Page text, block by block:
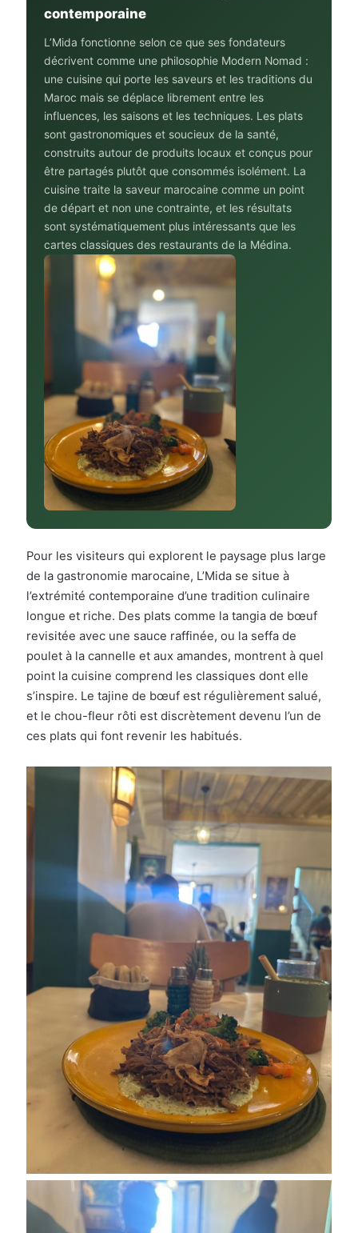
contemporaine
L’Mida fonctionne selon ce que ses fondateurs
décrivent comme une philosophie Modern Nomad :
une cuisine qui porte les saveurs et les traditions du
Maroc mais se déplace librement entre les
influences, les saisons et les techniques. Les plats
sont gastronomiques et soucieux de la santé,
construits autour de produits locaux et conçus pour
être partagés plutôt que consommés isolément. La
cuisine traite la saveur marocaine comme un point
de départ et non une contrainte, et les résultats
sont systématiquement plus intéressants que les
cartes classiques des restaurants de la Médina.
Pour les visiteurs qui explorent le paysage plus large
de la gastronomie marocaine, L’Mida se situe à
l’extrémité contemporaine d’une tradition culinaire
longue et riche. Des plats comme la tangia de bœuf
revisitée avec une sauce raffinée, ou la seffa de
poulet à la cannelle et aux amandes, montrent à quel
point la cuisine comprend les classiques dont elle
s’inspire. Le tajine de bœuf est régulièrement salué,
et le chou-fleur rôti est discrètement devenu l’un de
ces plats qui font revenir les habitués.